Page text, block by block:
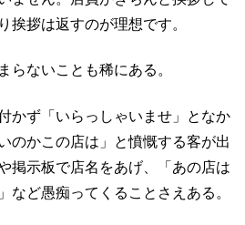
挨拶は返すのが理想です。
らないことも稀にある。
かず「いらっしゃいませ」となか
のかこの店は」と憤慨する客が出
掲示板で店名をあげ、「あの店は
など愚痴ってくることさえある。